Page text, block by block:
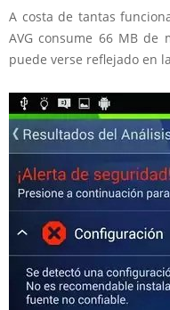
A costa de tantas
AVG consume 66 MB de
puede verse reflejado en